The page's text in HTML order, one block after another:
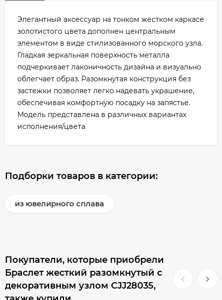
Элегантный аксессуар на тонком жестком каркасе
золотистого цвета дополнен центральным
элементом в виде стилизованного морского узла.
Гладкая зеркальная поверхность металла
подчеркивает лаконичность дизайна и визуально
облегчает образ. Разомкнутая конструкция без
застежки позволяет легко надевать украшение,
обеспечивая комфортную посадку на запястье.
Модель представлена в различных вариантах
исполнения/цвета
Подборки товаров в категории:
из ювелирного сплава
Покупатели, которые приобрели
Браслет жесткий разомкнутый с
декоративным узлом CJJ28035,